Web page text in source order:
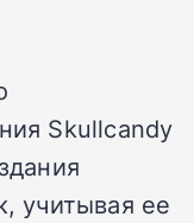
Skullcandy
учитывая ее